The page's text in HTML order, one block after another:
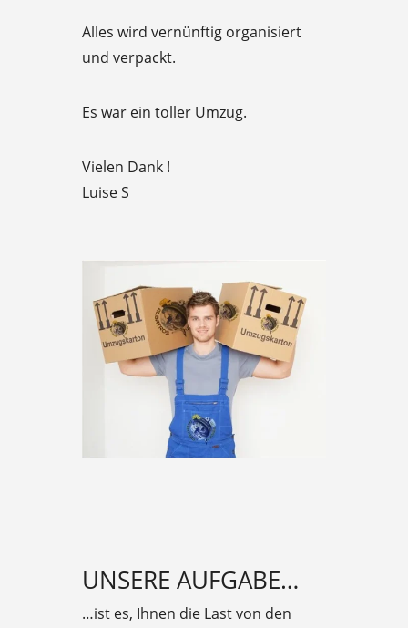
t
o
5
Alles wird vernünftig organisiert
und verpackt.
Es war ein toller Umzug.
Vielen Dank !
Luise S
UNSERE AUFGABE…
…ist es, Ihnen die Last von den